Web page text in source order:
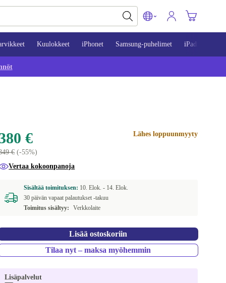
Kuulokkeet iPhonet Samsung-puhelimet iPadit
€
€(-55%)
Lähes loppuunmyyty
Vertaa kokoonpanoja
Sisältää toimituksen: 10. Elok. - 14. Elok.
30 päivän vapaat palautukset -takuu
Toimitus sisältyy:
Verkkolaite
Lisää ostoskoriin
Tilaa nyt – maksa myöhemmin
Lisäpalvelut